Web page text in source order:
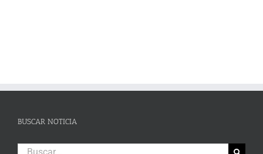
BUSCAR NOTICIA
Buscar: